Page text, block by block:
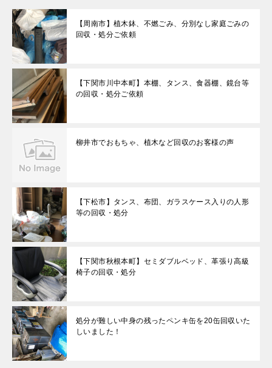
【周南市】植木鉢、不燃ごみ、分別なし家庭ごみの
回収・処分ご依頼
【下関市川中本町】本棚、タンス、食器棚、鏡台等
の回収・処分ご依頼
柳井市でおもちゃ、植木など回収のお客様の声
【下松市】タンス、布団、ガラスケース入りの人形
等の回収・処分
【下関市秋根本町】セミダブルベッド、革張り高級
椅子の回収・処分
処分が難しい中身の残ったペンキ缶を20缶回収いた
しいました！